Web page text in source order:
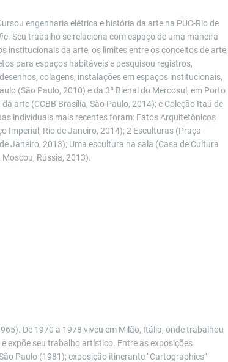
engenharia elétrica e história da arte na PUC-Rio de
. Seu trabalho se relaciona com espaço de uma maneira
institucionais da arte, os limites entre os conceitos de arte,
para espaços habitáveis e pesquisou registros,
colagens, instalações em espaços institucionais,
(São Paulo, 2010) e da 3ª Bienal do Mercosul, em Porto
arte (CCBB Brasília, São Paulo, 2014); e Coleção Itaú de
individuais mais recentes foram: Fatos Arquitetônicos
Imperial, Rio de Janeiro, 2014); 2 Esculturas (Praça
Janeiro, 2013); Uma escultura na sala (Casa de Cultura
Rússia, 2013).
De 1970 a 1978 viveu em Milão, Itália, onde trabalhou
expõe seu trabalho artístico. Entre as exposições
Paulo (1981); exposição itinerante “Cartographies”